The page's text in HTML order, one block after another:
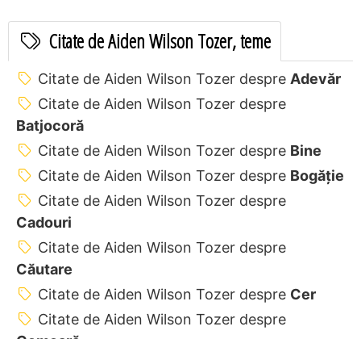
Citate de Aiden Wilson Tozer, teme
Citate de Aiden Wilson Tozer despre Adevăr
Citate de Aiden Wilson Tozer despre
Batjocoră
Citate de Aiden Wilson Tozer despre Bine
Citate de Aiden Wilson Tozer despre Bogăție
Citate de Aiden Wilson Tozer despre
Cadouri
Citate de Aiden Wilson Tozer despre
Căutare
Citate de Aiden Wilson Tozer despre Cer
Citate de Aiden Wilson Tozer despre